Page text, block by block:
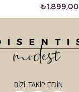
₺1.899,00
BİZİ TAKİP EDİN